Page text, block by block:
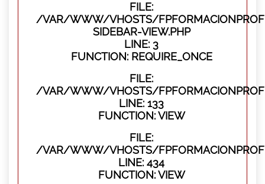
FILE:
/VAR/WWW/VHOSTS/
SIDEBAR-VIEW.PHP
LINE: 3
FUNCTION: REQUIRE_ONCE
FILE:
/VAR/WWW/VHOSTS/
LINE: 133
FUNCTION: VIEW
FILE:
/VAR/WWW/VHOSTS/
LINE: 434
FUNCTION: VIEW